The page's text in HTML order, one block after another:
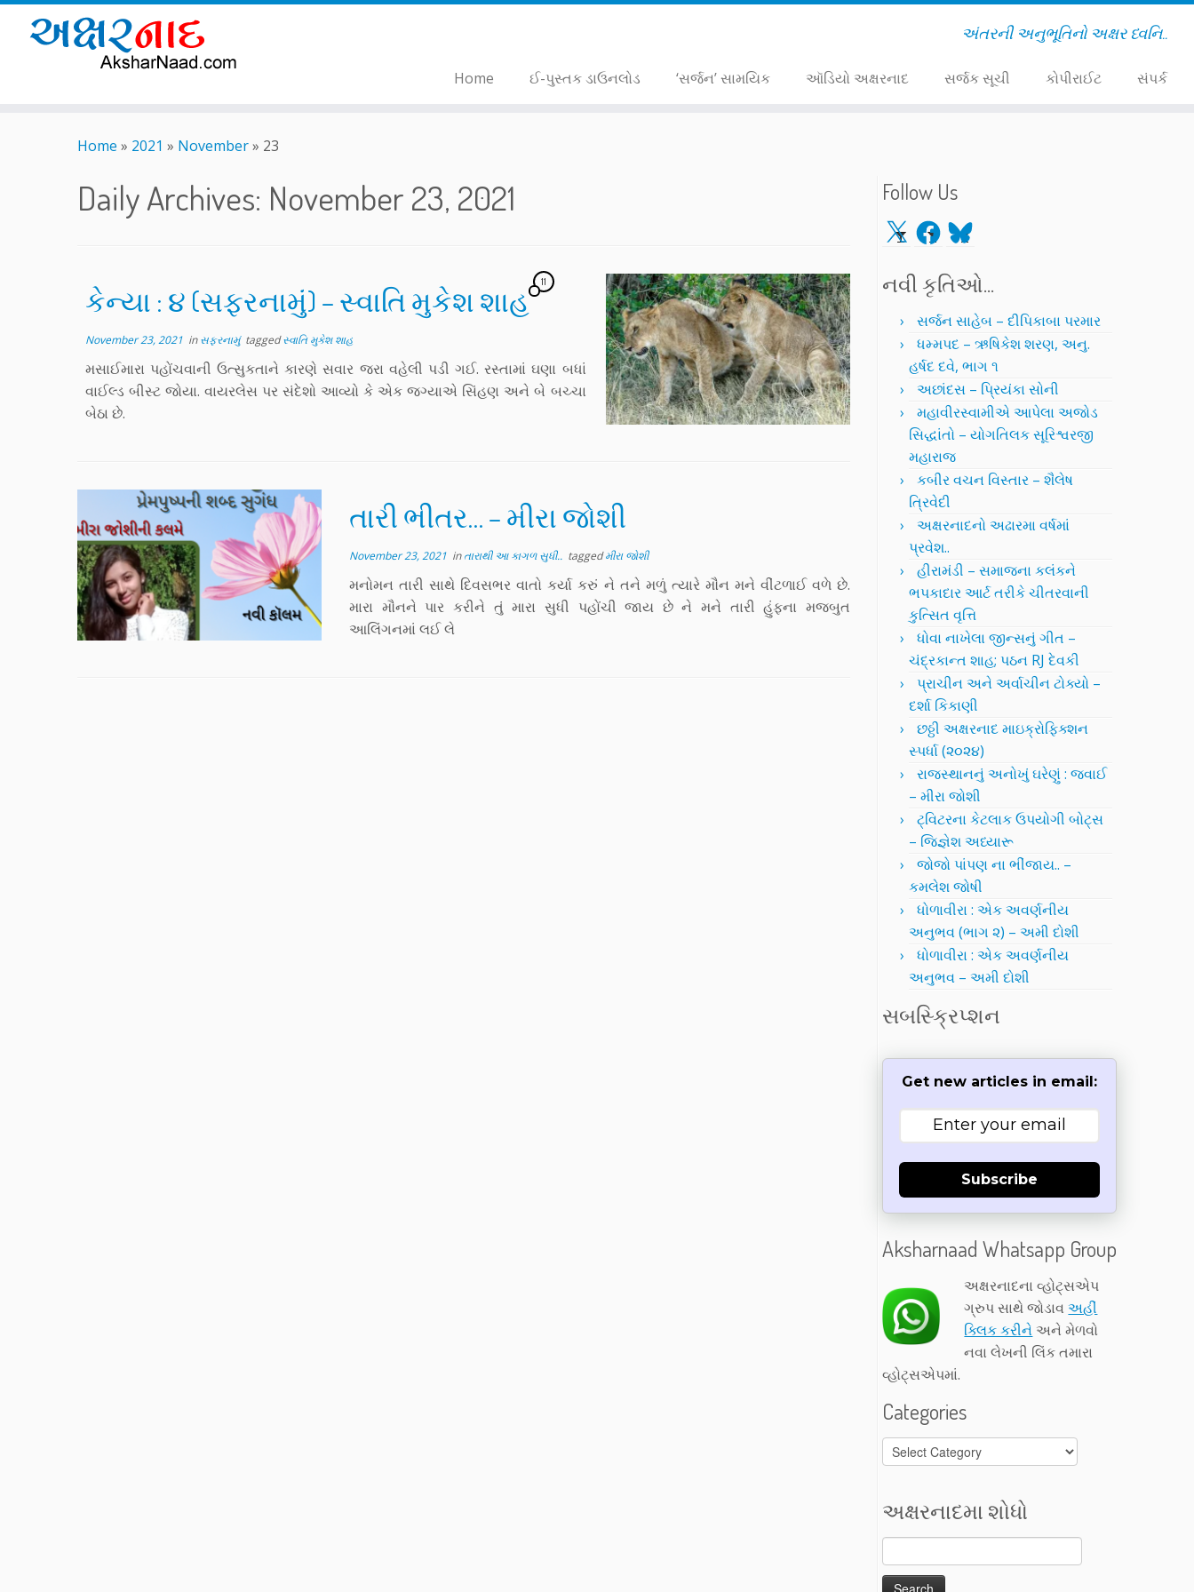
અંતરની અનુભૂતિનો અક્ષર ધ્વનિ..
Home ઈ-પુસ્તક ડાઉનલોડ ‘સર્જન’ સામયિક ઑડિયો અક્ષરનાદ સર્જક સૂચી કોપીરાઈટ સંપર્ક
Home » 2021 » November» 23
Daily Archives: November 23, 2021
કેન્યા : ૪ (સફરનામું) – સ્વાતિ મુકેશ શાહ
11
November 23, 2021inસફરનામું taggedસ્વાતિ મુકેશ શાહ
મસાઈમારા પહોંચવાની ઉત્સુકતાને કારણે સવાર જરા વહેલી પડી ગઈ. રસ્તામાં ઘણા બધાં
વાઈલ્ડ બીસ્ટ જોયા. વાયરલેસ પર સંદેશો આવ્યો કે એક જગ્યાએ સિંહણ અને બે બચ્ચા
બેઠા છે.
તારી ભીતર… – મીરા જોશી
November 23, 2021 inતારાથી આ કાગળ સુધી.. taggedમીરા જોશી
મનોમન તારી સાથે દિવસભર વાતો કર્યા કરું ને તને મળું ત્યારે મૌન મને વીંટળાઈ વળે છે.
મારા મૌનને પાર કરીને તું મારા સુધી પહોંચી જાય છે ને મને તારી હુંફના મજબુત
આલિંગનમાં લઈ લે
Follow Us
X Facebook
Bluesky
નવી કૃતિઓ…
સર્જન સાહેબ – દીપિકાબા પરમાર
ધમ્મપદ – ઋષિકેશ શરણ, અનુ.
હર્ષદ દવે, ભાગ ૧
અછાંદસ – પ્રિયંકા સોની
મહાવીરસ્વામીએ આપેલા અજોડ
સિદ્ધાંતો – યોગતિલક સૂરિશ્વરજી
મહારાજ
કબીર વચન વિસ્તાર – શૈલેષ
ત્રિવેદી
અક્ષરનાદનો અઢારમા વર્ષમાં
પ્રવેશ..
હીરામંડી – સમાજના કલંકને
ભપકાદાર આર્ટ તરીકે ચીતરવાની
કુત્સિત વૃત્તિ
ધોવા નાખેલા જીન્સનું ગીત –
ચંદ્રકાન્ત શાહ; પઠન RJ દેવકી
પ્રાચીન અને અર્વાચીન ટોક્યો –
દર્શા કિકાણી
છઠ્ઠી અક્ષરનાદ માઇક્રોફિક્શન
સ્પર્ધા (૨૦૨૪)
રાજસ્થાનનું અનોખું ઘરેણું : જવાઈ
– મીરા જોશી
ટ્વિટરના કેટલાક ઉપયોગી બોટ્સ
– જિજ્ઞેશ અધ્યારૂ
જોજો પાંપણ ના ભીંજાય.. –
કમલેશ જોષી
ધોળાવીરા : એક અવર્ણનીય
અનુભવ (ભાગ ૨) – અમી દોશી
ધોળાવીરા : એક અવર્ણનીય
અનુભવ – અમી દોશી
સબસ્ક્રિપ્શન
Get new articles in email:
Subscribe
Aksharnaad Whatsapp Group
અક્ષરનાદના વ્હોટ્સએપ
ગ્રુપ સાથે જોડાવઅહીં
ક્લિક કરીને અને મેળવો
નવા લેખની લિંક તમારા
વ્હોટ્સએપમાં.
Categories
Categories
અક્ષરનાદમા શોધો